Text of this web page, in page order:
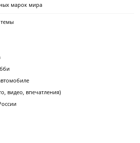
марок мира
видео, впечатления)